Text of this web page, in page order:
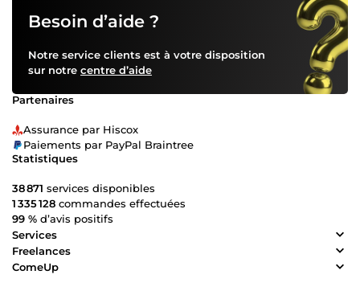
Besoin d’aide ?
Notre service clients est à votre disposition
sur notre centre d’aide
Partenaires
Assurance par Hiscox
Paiements par PayPal Braintree
Statistiques
38 871 services disponibles
1 335 128 commandes effectuées
99 % d’avis positifs
Services
Freelances
ComeUp